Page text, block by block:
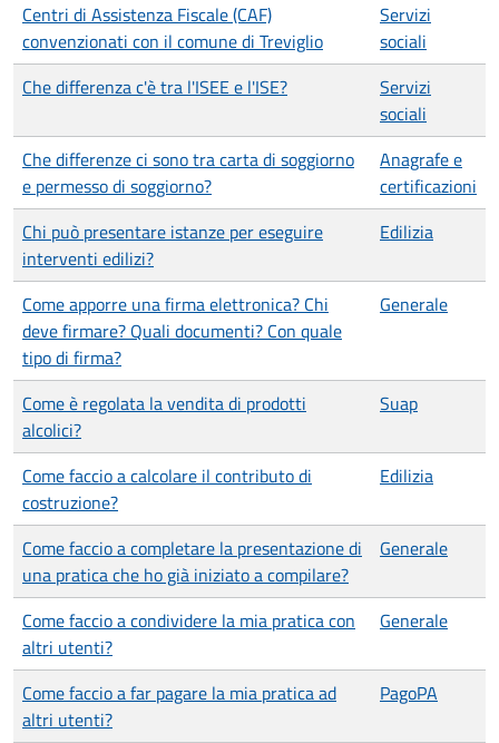
Centri di Assistenza Fiscale (CAF)
convenzionati con il comune di Treviglio
Servizi
sociali
Che differenza c'è tra l'ISEE e l'ISE?
Servizi
sociali
Che differenze ci sono tra carta di soggiorno
e permesso di soggiorno?
Anagrafe e
certificazioni
Chi può presentare istanze per eseguire
interventi edilizi?
Edilizia
Come apporre una firma elettronica? Chi
deve firmare? Quali documenti? Con quale
tipo di firma?
Generale
Come è regolata la vendita di prodotti
alcolici?
Suap
Come faccio a calcolare il contributo di
costruzione?
Edilizia
Come faccio a completare la presentazione di
una pratica che ho già iniziato a compilare?
Generale
Come faccio a condividere la mia pratica con
altri utenti?
Generale
Come faccio a far pagare la mia pratica ad
altri utenti?
PagoPA